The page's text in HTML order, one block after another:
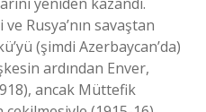
Rusya’nın savaştan
(şimdi Azerbaycan’da)
ardından Enver,
ancak Müttefik